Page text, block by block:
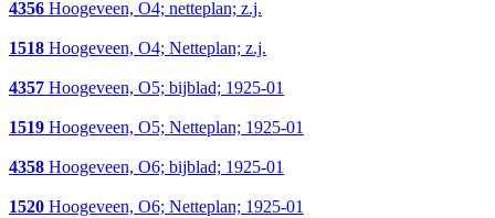
4356 Hoogeveen, O4; netteplan; z.j.
1518 Hoogeveen, O4; Netteplan; z.j.
4357 Hoogeveen, O5; bijblad; 1925-01
1519 Hoogeveen, O5; Netteplan; 1925-01
4358 Hoogeveen, O6; bijblad; 1925-01
1520 Hoogeveen, O6; Netteplan; 1925-01